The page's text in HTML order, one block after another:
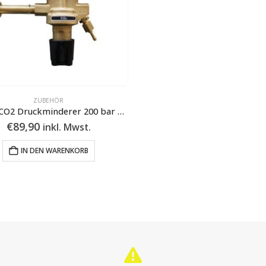
ZUBEHÖR
Argon/CO2 Druckminderer 200 bar – 30 l/min – 1/4″
€89,90 inkl. Mwst.
IN DEN WARENKORB